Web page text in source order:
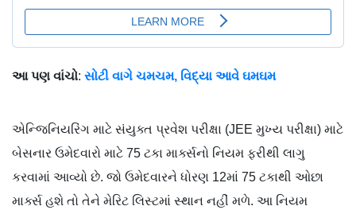
આ પણ વાંચો: સોટી વાગે ચમચમ, વિદ્યા આવે ઘમઘમ
એન્જિનિયરિંગ માટે સંયુક્ત પ્રવેશ પરીક્ષા (JEE મુખ્ય પરીક્ષા) માટે
બેસનાર ઉમેદવારો માટે 75 ટકા માર્ક્સનો નિયમ ફરીથી લાગુ
કરવામાં આવ્યો છે. જો ઉમેદવારને ધોરણ 12માં 75 ટકાથી ઓછા
માર્ક્સ હશે તો તેને મેરિટ લિસ્ટમાં સ્થાન નહીં મળે. આ નિયમ